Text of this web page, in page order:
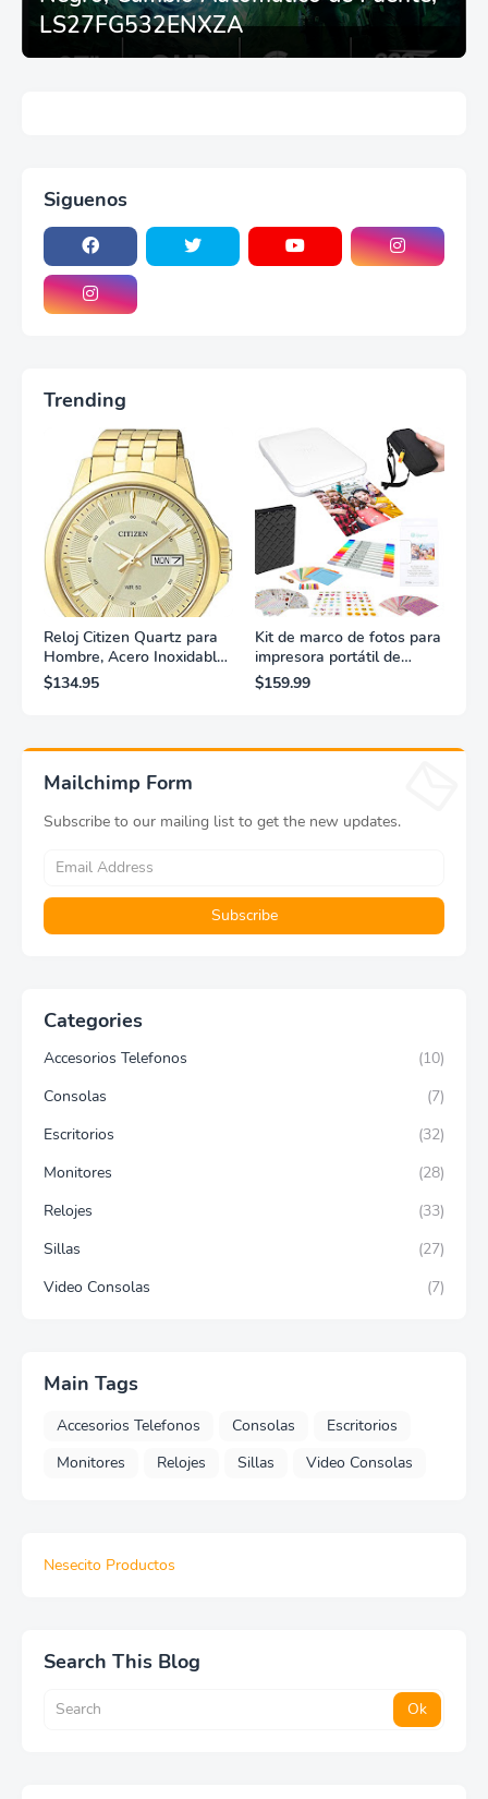
LS27FG532ENXZA
Siguenos
Trending
Reloj Citizen Quartz para
Hombre, Acero Inoxidable,
Clásico, Dorado
$134.95
Kit de marco de fotos para
impresora portátil de
fotografías y vídeos
Lifeprint 3x4,5 (blanca)
$159.99
Mailchimp Form
Subscribe to our mailing list to get the new updates.
Categories
Accesorios Telefonos
(10)
Consolas
(7)
Escritorios
(32)
Monitores
(28)
Relojes
(33)
Sillas
(27)
Video Consolas
(7)
Main Tags
Accesorios Telefonos Consolas
Escritorios
Monitores
Relojes Sillas Video Consolas
Nesecito Productos
Search This Blog